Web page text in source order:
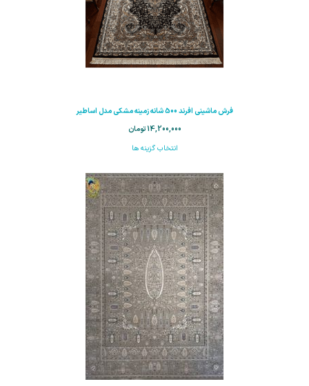
فرش ماشینی افرند 500 شانه زمینه مشکی مدل اساطیر
14,200,000 تومان
انتخاب گزینه ها